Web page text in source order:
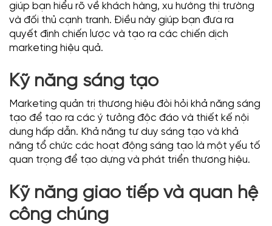
giúp bạn hiểu rõ về khách hàng, xu hướng thị trường
và đối thủ cạnh tranh. Điều này giúp bạn đưa ra
quyết định chiến lược và tạo ra các chiến dịch
marketing hiệu quả.
Kỹ năng sáng tạo
Marketing quản trị thương hiệu đòi hỏi khả năng sáng
tạo để tạo ra các ý tưởng độc đáo và thiết kế nội
dung hấp dẫn. Khả năng tư duy sáng tạo và khả
năng tổ chức các hoạt động sáng tạo là một yếu tố
quan trọng để tạo dựng và phát triển thương hiệu.
Kỹ năng giao tiếp và quan hệ
công chúng